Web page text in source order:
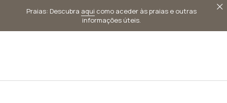
Praias: Descubra aqui como aceder às praias e outras
informações úteis.